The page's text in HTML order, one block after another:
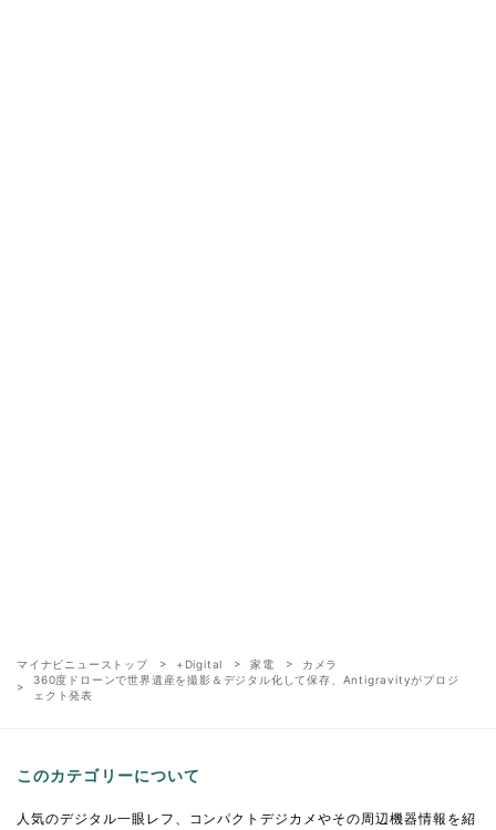
マイナビニューストップ +Digital 家電
カメラ
360度ドローンで世界遺産を撮影＆デジタル化して保存、Antigravityがプロジ
ェクト発表
このカテゴリーについて
人気のデジタル一眼レフ、コンパクトデジカメやその周辺機器情報を紹